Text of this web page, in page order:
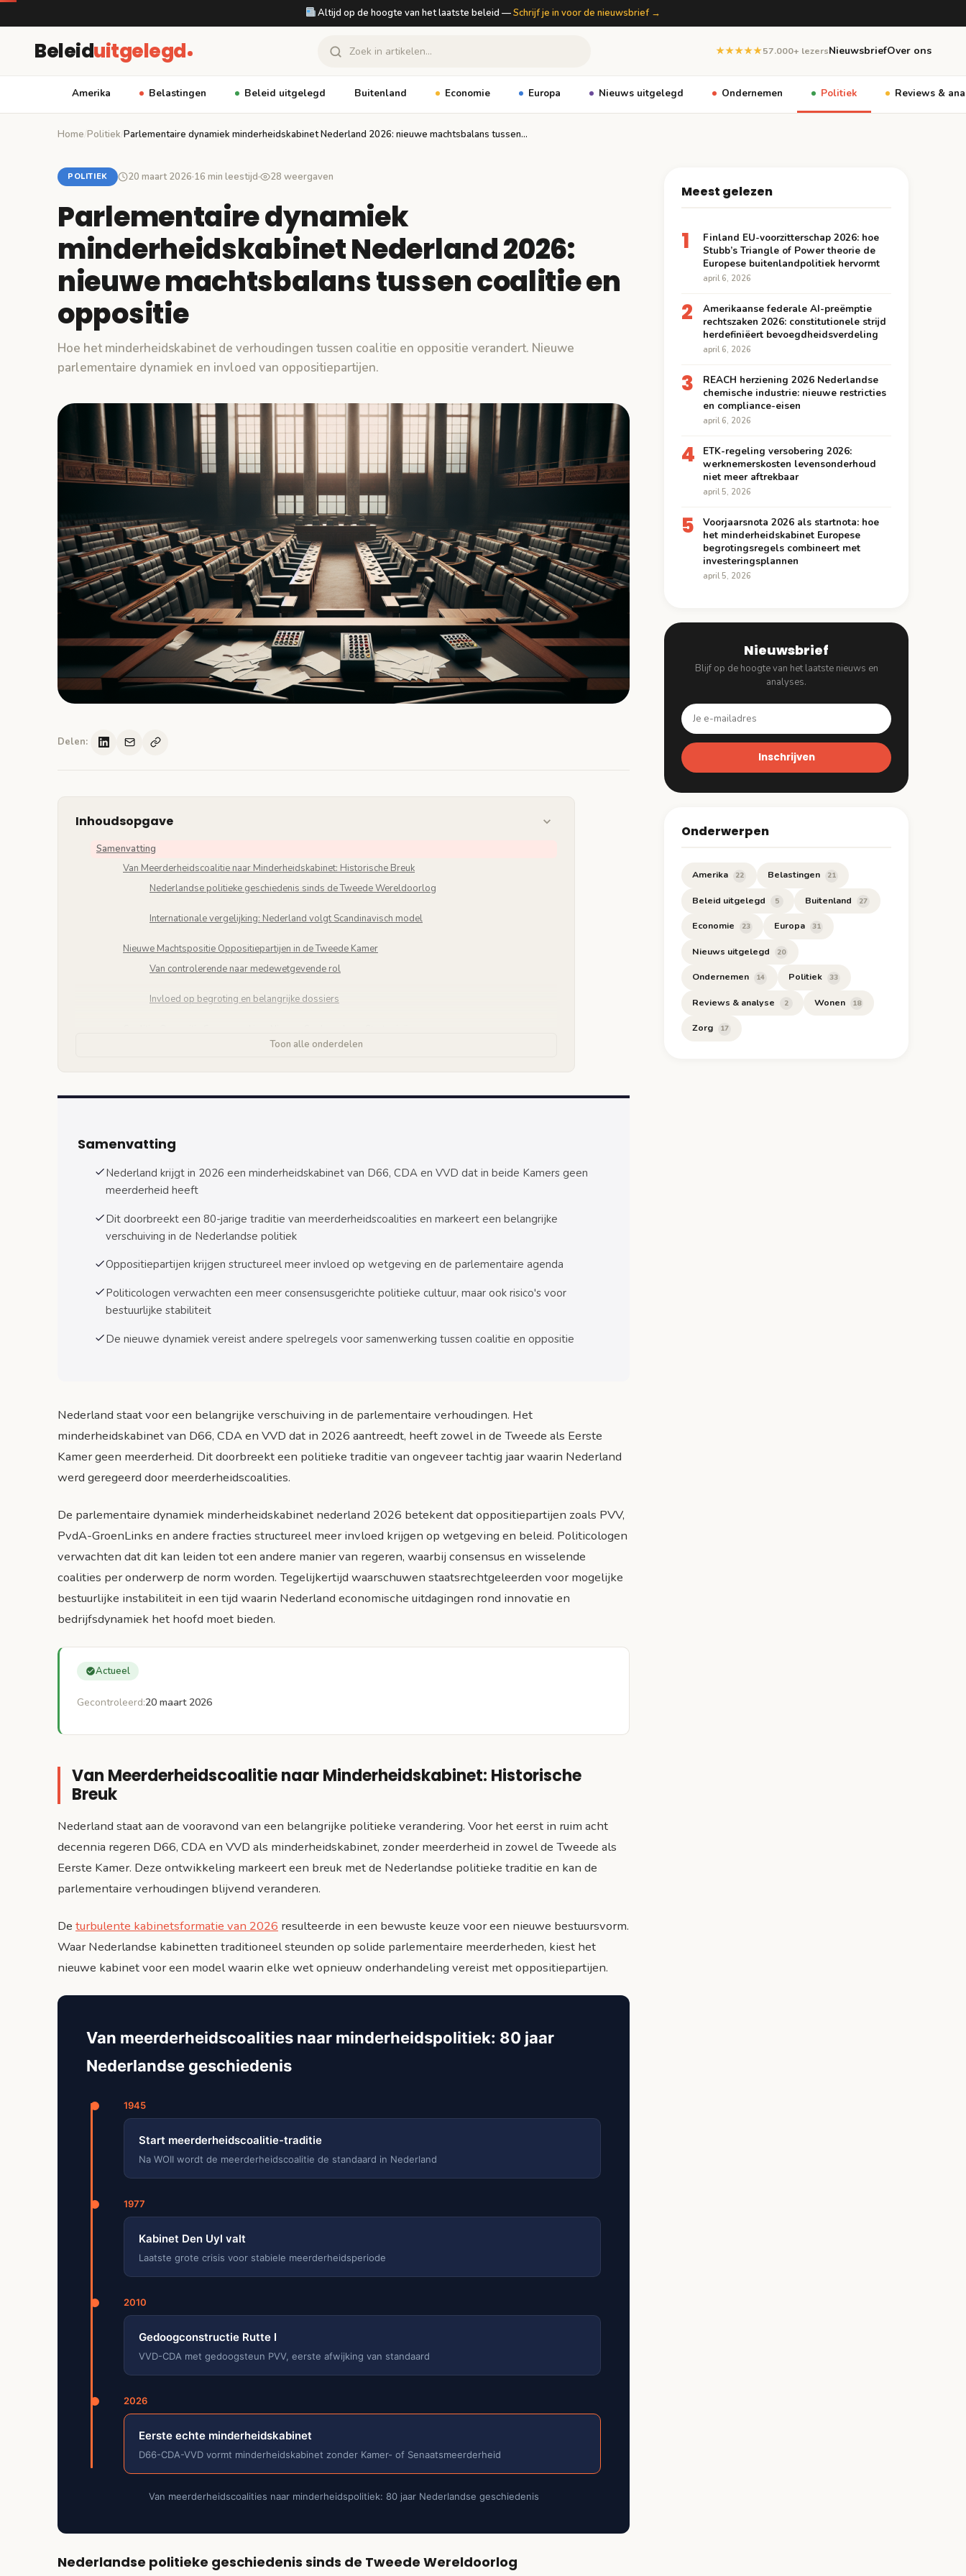
Altijd op de hoogte van het laatste beleid —Schrijf je in voor de nieuwsbrief →
Beleiduitgelegd ★★★★★57.000+ lezersNieuwsbriefOver ons
Amerika Belastingen Beleid uitgelegd Buitenland Economie Europa Nieuws uitgelegd Ondernemen Politiek Reviews &
Home Politiek Parlementaire dynamiek minderheidskabinet Nederland 2026: nieuwe machtsbalans tussen…
POLITIEK 20 maart 2026·16 min leestijd· 28 weergaven
Parlementaire dynamiek
minderheidskabinet Nederland 2026:
nieuwe machtsbalans tussen coalitie en
oppositie
Hoe het minderheidskabinet de verhoudingen tussen coalitie en oppositie verandert. Nieuwe
parlementaire dynamiek en invloed van oppositiepartijen.
Delen:
Inhoudsopgave
Samenvatting
Van Meerderheidscoalitie naar Minderheidskabinet: Historische Breuk
Nederlandse politieke geschiedenis sinds de Tweede Wereldoorlog
Internationale vergelijking: Nederland volgt Scandinavisch model
Nieuwe Machtspositie Oppositiepartijen in de Tweede Kamer
Van controlerende naar medewetgevende rol
Invloed op begroting en belangrijke dossiers
Wisselende meerderheden per dossier
Uitdagingen en Kansen voor Nederlandse Democratie
Versterking parlementaire democratie
Economische Impact en Bedrijfsleven
Investeringsklimaat en voorspelbaarheid
Internationale Positie en EU-Samenwerking
Europese besluitvorming
Conclusie: Nederland op Nieuwe Koers
Actiepunten voor burgers
Toon alle onderdelen
Samenvatting
Nederland krijgt in 2026 een minderheidskabinet van D66, CDA en VVD dat in beide Kamers geen
meerderheid heeft
Dit doorbreekt een 80-jarige traditie van meerderheidscoalities en markeert een belangrijke
verschuiving in de Nederlandse politiek
Oppositiepartijen krijgen structureel meer invloed op wetgeving en de parlementaire agenda
Politicologen verwachten een meer consensusgerichte politieke cultuur, maar ook risico's voor
bestuurlijke stabiliteit
De nieuwe dynamiek vereist andere spelregels voor samenwerking tussen coalitie en oppositie
Nederland staat voor een belangrijke verschuiving in de parlementaire verhoudingen. Het
minderheidskabinet van D66, CDA en VVD dat in 2026 aantreedt, heeft zowel in de Tweede als Eerste
Kamer geen meerderheid. Dit doorbreekt een politieke traditie van ongeveer tachtig jaar waarin Nederland
werd geregeerd door meerderheidscoalities.
De parlementaire dynamiek minderheidskabinet nederland 2026 betekent dat oppositiepartijen zoals PVV,
PvdA-GroenLinks en andere fracties structureel meer invloed krijgen op wetgeving en beleid. Politicologen
verwachten dat dit kan leiden tot een andere manier van regeren, waarbij consensus en wisselende
coalities per onderwerp de norm worden. Tegelijkertijd waarschuwen staatsrechtgeleerden voor mogelijke
bestuurlijke instabiliteit in een tijd waarin Nederland economische uitdagingen rond innovatie en
bedrijfsdynamiek het hoofd moet bieden.
Actueel
Gecontroleerd:20 maart 2026
Van Meerderheidscoalitie naar Minderheidskabinet: Historische
Breuk
Nederland staat aan de vooravond van een belangrijke politieke verandering. Voor het eerst in ruim acht
decennia regeren D66, CDA en VVD als minderheidskabinet, zonder meerderheid in zowel de Tweede als
Eerste Kamer. Deze ontwikkeling markeert een breuk met de Nederlandse politieke traditie en kan de
parlementaire verhoudingen blijvend veranderen.
De turbulente kabinetsformatie van 2026 resulteerde in een bewuste keuze voor een nieuwe bestuursvorm.
Waar Nederlandse kabinetten traditioneel steunden op solide parlementaire meerderheden, kiest het
nieuwe kabinet voor een model waarin elke wet opnieuw onderhandeling vereist met oppositiepartijen.
Van meerderheidscoalities naar minderheidspolitiek: 80 jaar
Nederlandse geschiedenis
1945
Start meerderheidscoalitie-traditie
Na WOII wordt de meerderheidscoalitie de standaard in Nederland
1977
Kabinet Den Uyl valt
Laatste grote crisis voor stabiele meerderheidsperiode
2010
Gedoogconstructie Rutte I
VVD-CDA met gedoogsteun PVV, eerste afwijking van standaard
2026
Eerste echte minderheidskabinet
D66-CDA-VVD vormt minderheidskabinet zonder Kamer- of Senaatsmeerderheid
Van meerderheidscoalities naar minderheidspolitiek: 80 jaar Nederlandse geschiedenis
Nederlandse politieke geschiedenis sinds de Tweede Wereldoorlog
Meest gelezen
1
Finland EU-voorzitterschap 2026: hoe
Stubb’s Triangle of Power theorie de
Europese buitenlandpolitiek hervormt
april 6, 2026
2
Amerikaanse federale AI-preëmptie
rechtszaken 2026: constitutionele strijd
herdefiniëert bevoegdheidsverdeling
april 6, 2026
3
REACH herziening 2026 Nederlandse
chemische industrie: nieuwe restricties
en compliance-eisen
april 6, 2026
4
ETK-regeling versobering 2026:
werknemerskosten levensonderhoud
niet meer aftrekbaar
april 5, 2026
5
Voorjaarsnota 2026 als startnota: hoe
het minderheidskabinet Europese
begrotingsregels combineert met
investeringsplannen
april 5, 2026
Nieuwsbrief
Blijf op de hoogte van het laatste nieuws en
analyses.
Inschrijven
Onderwerpen
Amerika 22 Belastingen 21
Beleid uitgelegd 5 Buitenland 27
Economie 23 Europa 31
Nieuws uitgelegd 20
Ondernemen 14 Politiek 33
Reviews & analyse 2 Wonen 18
Zorg 17